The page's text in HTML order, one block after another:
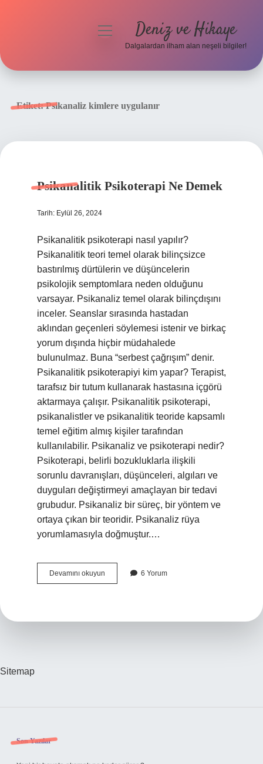
menüyü
Deniz ve Hikaye
Dalgalardan ilham alan neşeli bilgiler!
Etiket:Psikanaliz kimlere uygulanır
Psikanalitik Psikoterapi Ne Demek
Tarih: Eylül 26, 2024
Psikanalitik psikoterapi nasıl yapılır?
Psikanalitik teori temel olarak bilinçsizce
bastırılmış dürtülerin ve düşüncelerin
psikolojik semptomlara neden olduğunu
varsayar. Psikanaliz temel olarak bilinçdışını
inceler. Seanslar sırasında hastadan
aklından geçenleri söylemesi istenir ve birkaç
yorum dışında hiçbir müdahalede
bulunulmaz. Buna “serbest çağrışım” denir.
Psikanalitik psikoterapiyi kim yapar? Terapist,
tarafsız bir tutum kullanarak hastasına içgörü
aktarmaya çalışır. Psikanalitik psikoterapi,
psikanalistler ve psikanalitik teoride kapsamlı
temel eğitim almış kişiler tarafından
kullanılabilir. Psikanaliz ve psikoterapi nedir?
Psikoterapi, belirli bozukluklarla ilişkili
sorunlu davranışları, düşünceleri, algıları ve
duyguları değiştirmeyi amaçlayan bir tedavi
grubudur. Psikanaliz bir süreç, bir yöntem ve
ortaya çıkan bir teoridir. Psikanaliz rüya
yorumlamasıyla doğmuştur.…
Devamını okuyun Psikanalitik
Psikoterapi
6 Yorum
Sitemap
Sidebar
Son Yazılar